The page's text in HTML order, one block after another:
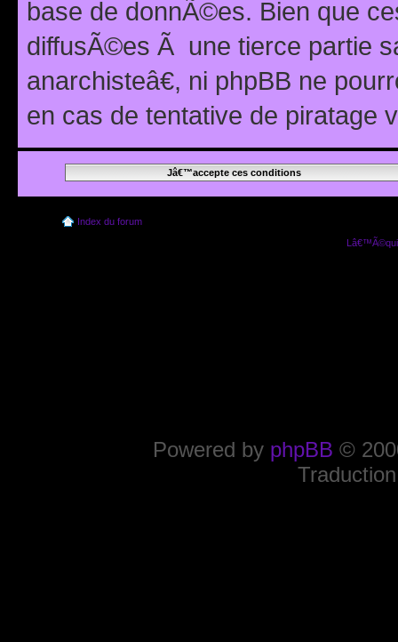
base de donnÃ©es. Bien que
diffusÃ©es Ã une tierce partie
anarchisteâ€, ni phpBB ne
en cas de tentative de piratage
Index du forum
Powered by phpBB ©